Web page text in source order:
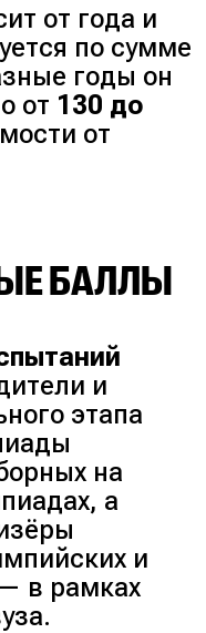
от года и
по сумме
годы он
от 130 до
от
БАЛЛЫ
и
этапа
на
а
и
в рамках